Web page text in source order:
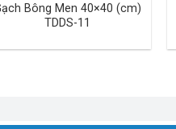
Bông Men 40×40 (cm)
TDDS-11